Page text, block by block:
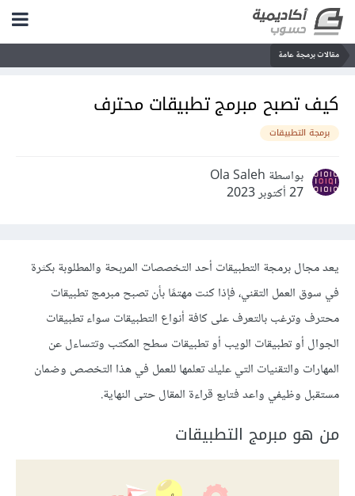
مقالات برمجة عامة
كيف تصبح مبرمج تطبيقات محترف
برمجة التطبيقات
بواسطة Ola Saleh
27 أكتوبر 2023
يعد مجال برمجة التطبيقات أحد التخصصات المربحة والمطلوبة بكثرة
في سوق العمل التقني، فإذا كنت مهتمًا بأن تصبح مبرمج تطبيقات
محترف وترغب بالتعرف على كافة أنواع التطبيقات سواء تطبيقات
الجوال أو تطبيقات الويب أو تطبيقات سطح المكتب وتتساءل عن
المهارات والتقنيات التي عليك تعلمها للعمل في هذا التخصص وضمان
مستقبل وظيفي واعد فتابع قراءة المقال حتى النهاية.
من هو مبرمج التطبيقات